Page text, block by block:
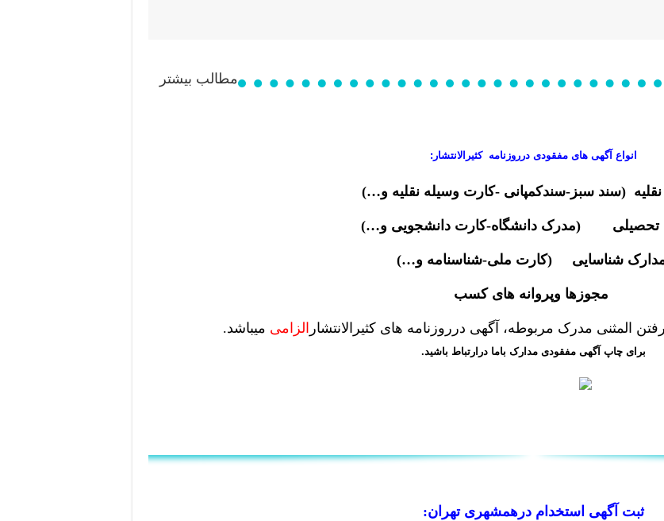
مطالب بیشتر
انواع آگهی های مفقودی درروزنامه کثیرالانتشار:
(سند سبز-سندکمپانی -کارت وسیله نقلیه و…)
تحصیلی (مدرک دانشگاه-کارت دانشجویی و…)
شناسایی (کارت ملی-شناسنامه و…)
مجوزها وپروانه های کسب
المثنی مدرک مربوطه، آگهی درروزنامه های کثیرالانتشار الزامی میباشد.
برای چاپ آگهی مفقودی مدارک باما درارتباط باشید.
ثبت آگهی استخدام درهمشهری تهران: